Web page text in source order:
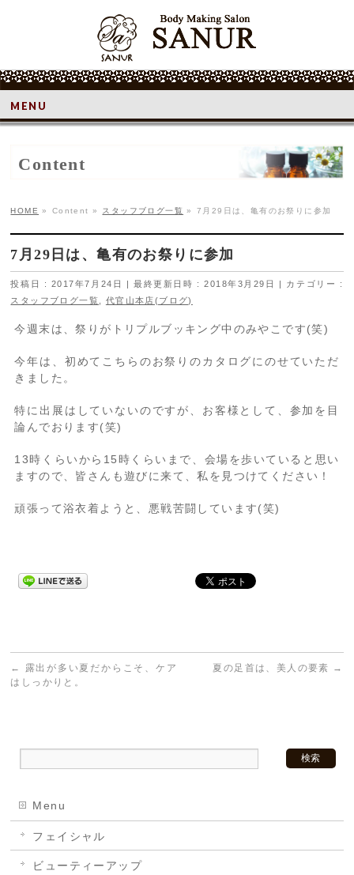
MENU
Content
HOME » Content » スタッフブログ一覧 » 7月29日は、亀有のお祭りに参加
7月29日は、亀有のお祭りに参加
投稿日 : 2017年7月24日 最終更新日時 : 2018年3月29日
カテゴリー :
スタッフブログ一覧
代官山本店(ブログ)
今週末は、祭りがトリプルブッキング中のみやこです(笑)
今年は、初めてこちらのお祭りのカタログにのせていただ
きました。
特に出展はしていないのですが、お客様として、参加を目
論んでおります(笑)
13時くらいから15時くらいまで、会場を歩いていると思い
ますので、皆さんも遊びに来て、私を見つけてください！
頑張って浴衣着ようと、悪戦苦闘しています(笑)
←
露出が多い夏だからこそ、ケア
はしっかりと。
夏の足首は、美人の要素 →
Menu
フェイシャル
ビューティーアップ